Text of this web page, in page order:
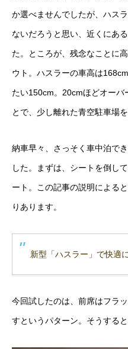
か選べませんでしたが、ハス
ないだろうと思い、近くにあ
た。ところが、残念なことに
ウト。ハスラーの車高は
たい150cm。20cmほどオーバ
とで、少し離れた青空駐車場を
納車早々、さっそく車中泊で
した。まずは、シートを倒し
ート。この記事の説明による
りあります。
新型「ハスラー」で快適
今回試したのは、前席はフラ
すというパターン。そうする